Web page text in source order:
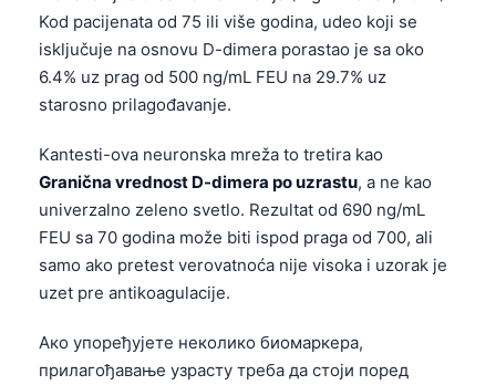
Kod pacijenata od 75 ili više godina, udeo koji se
isključuje na osnovu D-dimera porastao je sa oko
6.4% uz prag od 500 ng/mL FEU na 29.7% uz
starosno prilagođavanje.
Kantesti-ova neuronska mreža to tretira kao
Granična vrednost D-dimera po uzrastu, a ne kao
univerzalno zeleno svetlo. Rezultat od 690 ng/mL
FEU sa 70 godina može biti ispod praga od 700, ali
samo ako pretest verovatnoća nije visoka i uzorak je
uzet pre antikoagulacije.
Ако упоређујете неколико биомаркера,
прилагођавање узрасту треба да стоји поред